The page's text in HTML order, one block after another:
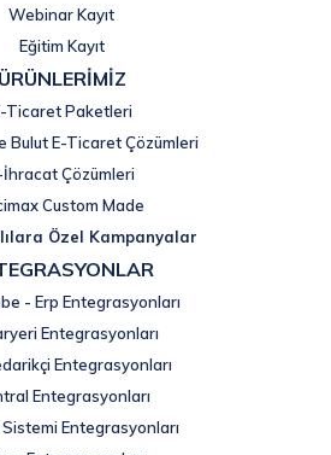
Webinar Kayıt
Eğitim Kayıt
ÜRÜNLERİMİZ
Ticaret Paketleri
Bulut E-Ticaret Çözümleri
İhracat Çözümleri
Custom Made
Özel Kampanyalar
- Erp Entegrasyonları
Entegrasyonları
Entegrasyonları
Entegrasyonları
Entegrasyonları